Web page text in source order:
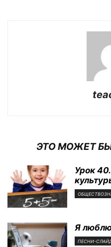
ЭТО МОЖЕТ
Урок
Я
ПЕСНИ-